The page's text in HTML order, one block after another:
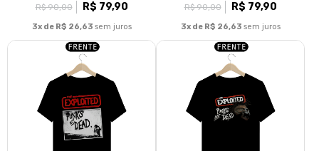
R$ 90,00 R$ 79,90
3x de R$ 26,63 sem juros
R$ 90,00 R$ 79,90
3x de R$ 26,63 sem juros